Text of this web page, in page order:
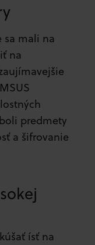
sa mali na
na
predmety
a šifrovanie
ísť na